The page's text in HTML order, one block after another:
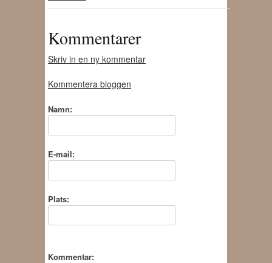
Kommentarer
Skriv in en ny kommentar
Kommentera bloggen
Namn:
E-mail:
Plats:
Kommentar: